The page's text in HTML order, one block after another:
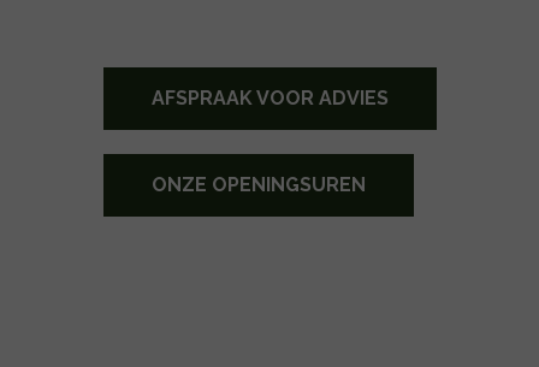
AFSPRAAK VOOR ADVIES
ONZE OPENINGSUREN